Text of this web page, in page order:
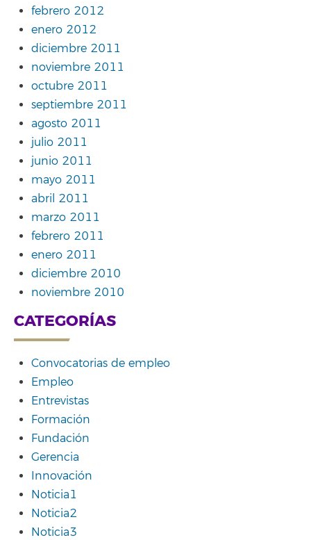
febrero 2012
enero 2012
diciembre 2011
noviembre 2011
octubre 2011
septiembre 2011
agosto 2011
julio 2011
junio 2011
mayo 2011
abril 2011
marzo 2011
febrero 2011
enero 2011
diciembre 2010
noviembre 2010
CATEGORÍAS
Convocatorias de empleo
Empleo
Entrevistas
Formación
Fundación
Gerencia
Innovación
Noticia1
Noticia2
Noticia3